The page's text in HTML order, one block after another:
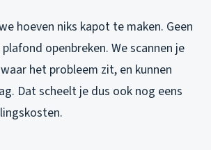
hoeven niks kapot te maken. Geen
openbreken. We scannen je
het probleem zit, en kunnen
Dat scheelt je dus ook nog eens